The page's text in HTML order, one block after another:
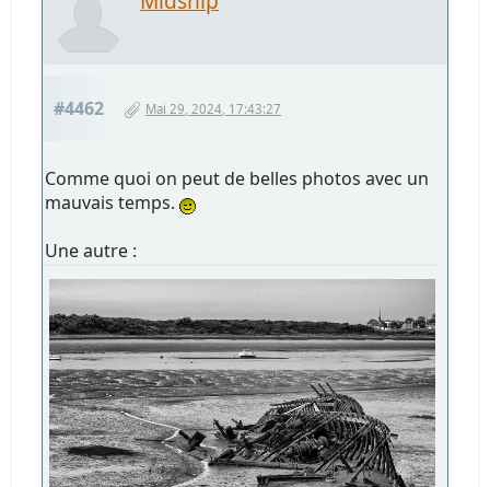
#4462 Mai 29, 2024, 17:43:27
Comme quoi on peut de belles photos avec un
mauvais temps.
Une autre :